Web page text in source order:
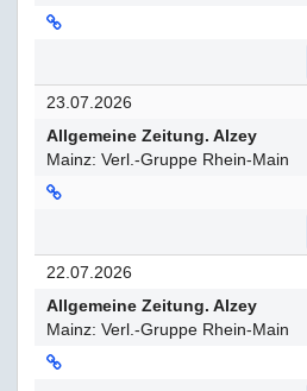
23.07.2026
Allgemeine Zeitung. Alzey
Mainz: Verl.-Gruppe Rhein-Main
22.07.2026
Allgemeine Zeitung. Alzey
Mainz: Verl.-Gruppe Rhein-Main